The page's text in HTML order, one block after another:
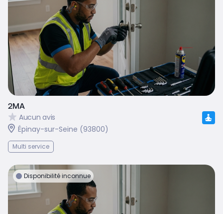
2MA
Aucun avis
Épinay-sur-Seine (93800)
Multi service
Disponibilité inconnue